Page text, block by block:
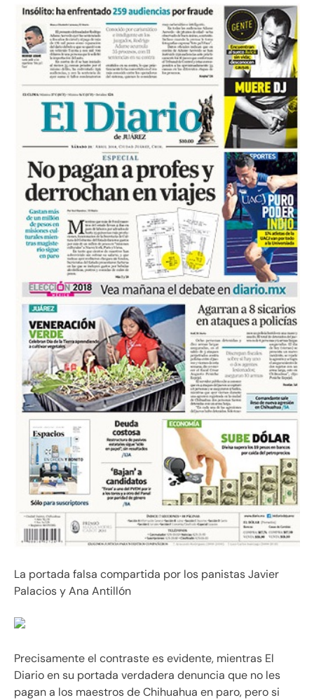
La portada falsa compartida por los panistas Javier
Palacios y Ana Antillón
Precisamente el contraste es evidente, mientras El
Diario en su portada verdadera denuncia que no les
pagan a los maestros de Chihuahua en paro, pero si